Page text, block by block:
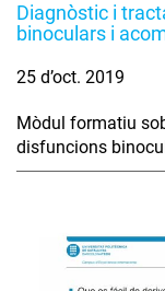
Diagnòstic i
binoculars i
25 d’oct. 2019
Mòdul formatiu
disfuncions